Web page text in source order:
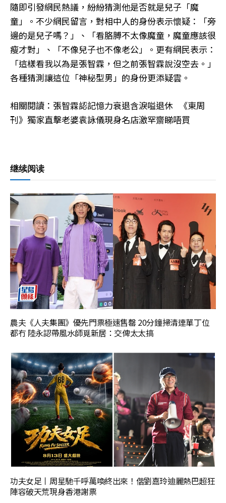
隨即引發網民熱議，紛紛猜測他是否就是兒子「魔
童」。不少網民留言，對相中人的身份表示懷疑：「旁
邊的是兒子嗎？」、「看胳膊不太像魔童，魔童應該很
瘦才對」、「不像兒子也不像老公」。更有網民表示：
「這樣看我以為是張智霖，但之前張智霖說沒空去。」
各種猜測讓這位「神秘型男」的身份更添疑雲。
相關閱讀：張智霖認記憶力衰退含淚嗌退休 《東周
刊》獨家直擊老婆袁詠儀現身名店激罕齋睇唔買
继续阅读
農夫《人夫集團》優先門票極速售罄 20分鐘掃清連單丁位
都冇 陸永認帶風水師覓新居：交俾太太搞
功夫女足丨周星馳千呼萬喚終出來！偕劉嘉玲迪麗熱巴超狂
陣容破天荒現身香港謝票